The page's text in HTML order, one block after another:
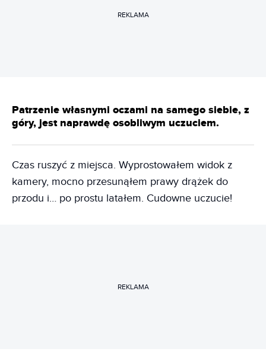
REKLAMA
Patrzenie własnymi oczami na samego siebie, z
góry, jest naprawdę osobliwym uczuciem.
Czas ruszyć z miejsca. Wyprostowałem widok z
kamery, mocno przesunąłem prawy drążek do
przodu i… po prostu latałem. Cudowne uczucie!
REKLAMA